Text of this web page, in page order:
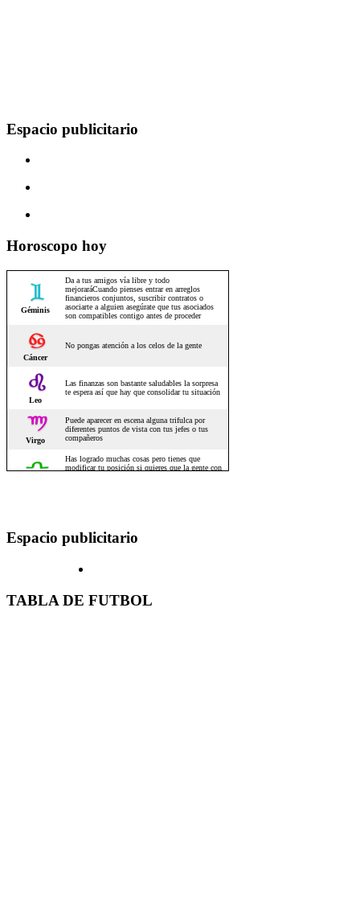
Espacio publicitario
Horoscopo hoy
Espacio publicitario
TABLA DE FUTBOL